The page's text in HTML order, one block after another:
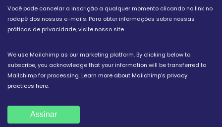
Você pode cancelar a inscrição a qualquer momento clicando no link no
rodapé dos nossos e-mails. Para obter informações sobre nossas
práticas de privacidade, visite nosso site.
We use Mailchimp as our marketing platform. By clicking below to
subscribe, you acknowledge that your information will be transferred to
Mailchimp for processing.Learn more about Mailchimp's privacy
practices here.